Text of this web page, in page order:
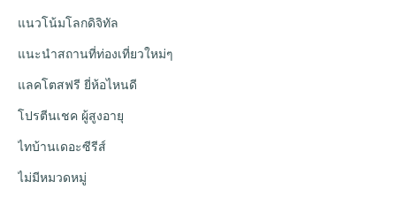
แนวโน้มโลกดิจิทัล
แนะนำสถานที่ท่องเที่ยวใหม่ๆ
แลคโตสฟรี ยี่ห้อไหนดี
โปรตีนเชค ผู้สูงอายุ
ไทบ้านเดอะซีรีส์
ไม่มีหมวดหมู่